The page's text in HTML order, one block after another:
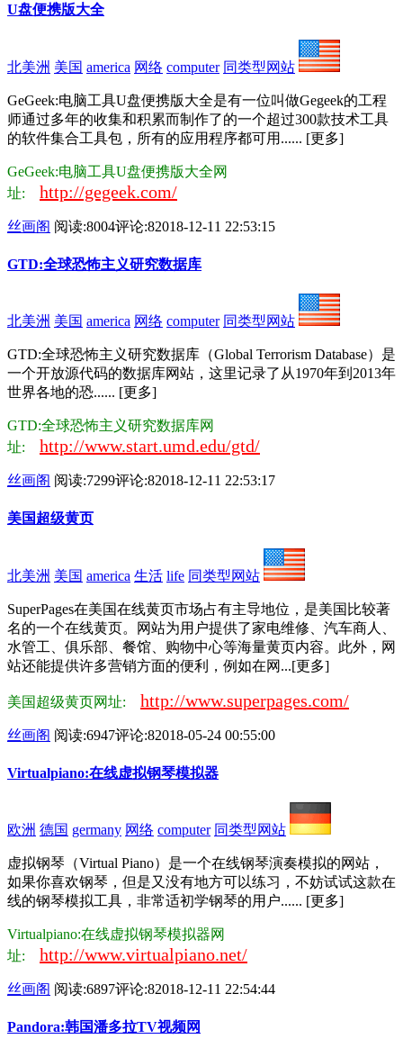
U盘便携版大全
北美洲 美国 america 网络 computer 同类型网站
GeGeek:电脑工具U盘便携版大全是有一位叫做Gegeek的工程
师通过多年的收集和积累而制作了的一个超过300款技术工具
的软件集合工具包，所有的应用程序都可用...... [更多]
GeGeek:电脑工具U盘便携版大全网
址: http://gegeek.com/
丝画阁 阅读:8004评论:82018-12-11 22:53:15
GTD:全球恐怖主义研究数据库
北美洲 美国 america 网络 computer 同类型网站
GTD:全球恐怖主义研究数据库（Global Terrorism Database）是
一个开放源代码的数据库网站，这里记录了从1970年到2013年
世界各地的恐...... [更多]
GTD:全球恐怖主义研究数据库网
址: http://www.start.umd.edu/gtd/
丝画阁 阅读:7299评论:82018-12-11 22:53:17
美国超级黄页
北美洲 美国 america 生活 life 同类型网站
SuperPages在美国在线黄页市场占有主导地位，是美国比较著
名的一个在线黄页。网站为用户提供了家电维修、汽车商人、
水管工、俱乐部、餐馆、购物中心等海量黄页内容。此外，网
站还能提供许多营销方面的便利，例如在网...[更多]
美国超级黄页网址: http://www.superpages.com/
丝画阁 阅读:6947评论:82018-05-24 00:55:00
Virtualpiano:在线虚拟钢琴模拟器
欧洲 德国 germany 网络 computer 同类型网站
虚拟钢琴（Virtual Piano）是一个在线钢琴演奏模拟的网站，
如果你喜欢钢琴，但是又没有地方可以练习，不妨试试这款在
线的钢琴模拟工具，非常适初学钢琴的用户...... [更多]
Virtualpiano:在线虚拟钢琴模拟器网
址: http://www.virtualpiano.net/
丝画阁 阅读:6897评论:82018-12-11 22:54:44
Pandora:韩国潘多拉TV视频网